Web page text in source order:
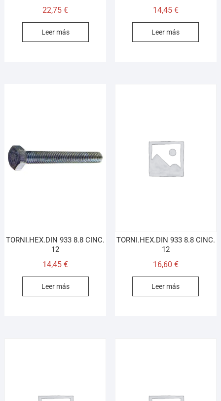
22,75€
Leer más
14,45 €
Leer más
TORNI.HEX.DIN 933 8.8 CINC.
12
14,45€
Leer más
TORNI.HEX.DIN 933 8.8 CINC.
12
16,60 €
Leer más